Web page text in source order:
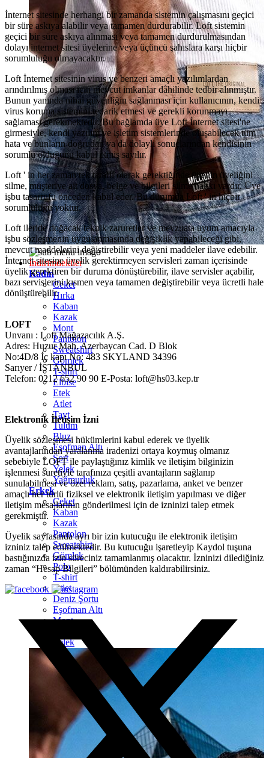
İndirimdekiler
Kadın
Ceket
Hırka
Kaban
Kazak
Mont
Pantolon
Sweatshırt
Gömlek
T-shirt
Elbise
Etek
Atlet
Tayt
Tulum
Bluz
Eşofman Altı
Şort
Yelek
Yağmurluk
Erkek
Ceket
Kaban
Kazak
Pantolon
Sweatshirt
Gömlek
Polo
T-shirt
Atlet
Deniz Şortu
Eşofman Altı
Mont
Yelek
İnternet sitesinde herhangi bir zamanda sistemin çalışmasını geçici
bir süre askıya alabilir veya tamamen durdurabilir. Loft sistemin
geçici bir süre askıya alınması veya tamamen durdurulmasından
dolayı internet sitesi üyelerine veya üçüncü şahıslara karşı hiçbir
sorumluluğu olmayacaktır.
Loft İnternet sitesinin virus ve benzeri amaçlı yazılımlardan
arındırılmış olması için mevcut imkanlar dâhilinde tedbir alınmıştır.
Bunun yanında nihai güvenliğin sağlanması için kullanıcının, kendi
virus koruma sistemini tedarik etmesi ve gerekli korunmayı
sağlaması gerekmektedir. Bu bağlamda üye Loft İnternet sitesi'ne
girmesiyle, kendi yazılım ve işletim sistemlerinde oluşabilecek tüm
hata ve bunların doğrudan ya da dolaylı sonuçlarından kendisinin
sorumlu olduğunu kabul etmiş sayılır.
Loft ' in her zaman tek taraflı olarak gerektiğinde üyenin üyeliğini
silme, müşteriye ait dosya, belge ve bilgileri silme hakkı vardır. Üye
işbu tasarrufu önceden kabul eder. Bu durumda Loft ' in hiçbir
sorumluluğu yoktur.
Loft ileride doğacak teknik zaruretler ve mevzuata uyum amacıyla
işbu sözleşmenin uygulanmasında değişiklik yapabileceği gibi,
mevcut maddelerini değiştirebilir veya yeni maddeler ilave edebilir.
İnternet sitesine üyelik gerektirmeyen servisleri zaman içerisinde
üyelik gerektiren bir duruma dönüştürebilir, ilave servisler açabilir,
bazı servislerini kısmen veya tamamen değiştirebilir veya ücretli hale
dönüştürebilir.
LOFT
Unvanı : Loft Mağazacılık A.Ş.
Adres: Huzur Mah. Azerbaycan Cad. D Blok
No:4D/8 İç kapı No: 483 SKYLAND 34396
Sarıyer / İSTANBUL
Telefon: 0212 652 90 90 E-Posta: loft@hs03.kep.tr
Elektronik İletişim İzni
Üyelik sözleşmesi hükümlerini kabul ederek ve üyelik
avantajlarından yaralanma iradenizi ortaya koymuş olmanız
sebebiyle LOFT ile paylaştığınız kimlik ve iletişim bilginizin
işlenmesi suretiyle tarafınıza çeşitli avantajların sağlanıp
sunulabilmesi ve özel reklam, satış, pazarlama, anket ve benzer
amaçlı her türlü fiziksel ve elektronik iletişim yapılması ve diğer
iletişim mesajlarının gönderilmesi için de izninizi talep etmek
gerekmiştir.
Üyelik sayfasında ayrı bir izin kutucuğu ile elektronik iletişim
izniniz talep edilmektedir. Bu kutucuğu işaretleyip Kaydol tuşuna
bastığınızda izin süreciniz tamamlanmış olacaktır. İzninizi dilediğiniz
zaman “Hesap Bilgileri” bölümünden kaldırabilirsiniz.